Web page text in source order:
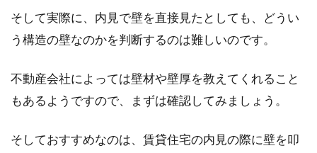
そして実際に、内見で壁を直接見たとしても、どうい
う構造の壁なのかを判断するのは難しいのです。
不動産会社によっては壁材や壁厚を教えてくれること
もあるようですので、まずは確認してみましょう。
そしておすすめなのは、賃貸住宅の内見の際に壁を叩